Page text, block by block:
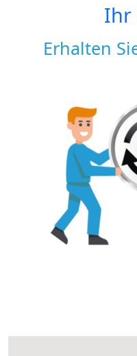
Ihr
Erhalten